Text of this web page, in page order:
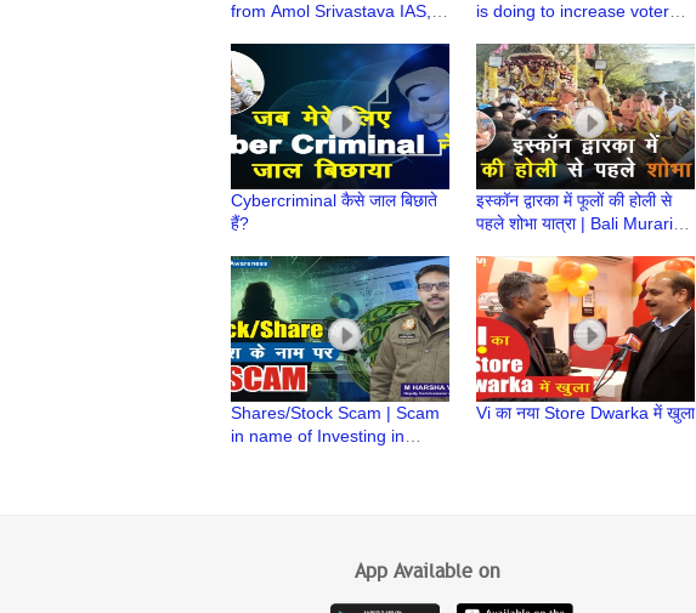
from Amol Srivastava IAS,
Sabha Election 2024
is doing to increase voter
Voters@polling station
Cybercriminal कैसे जाल बिछाते
हैं?
इस्कॉन द्वारका में फूलों की होली से
पहले शोभा यात्रा | Bali Murari
Shares/Stock Scam | Scam
in name of Investing in
Vi का नया Store Dwarka में खुला
App Available on